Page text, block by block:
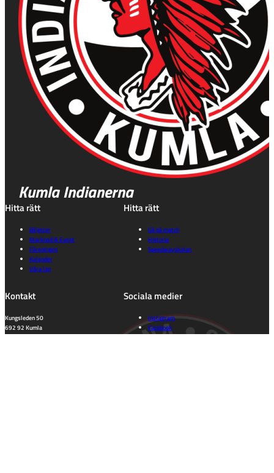
Kumla Indianerna
Hitta rätt
Biljetter
Marknad & Event
Föreningen
Kalender
Våra lag
Hitta rätt
Gå på match
Historia
Speedwayskolan
Kontakt
Kungsleden 50
692 92 Kumla
Orebro Län
Sociala medier
Instagram
Facebook
Tiktok